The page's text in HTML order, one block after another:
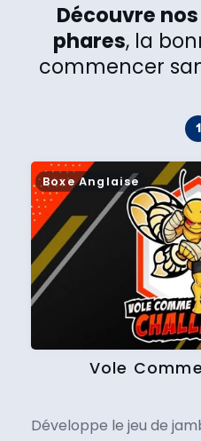
Découvre
phares, la
commencer
Boxe Anglaise
Vole
Développe le jeu de